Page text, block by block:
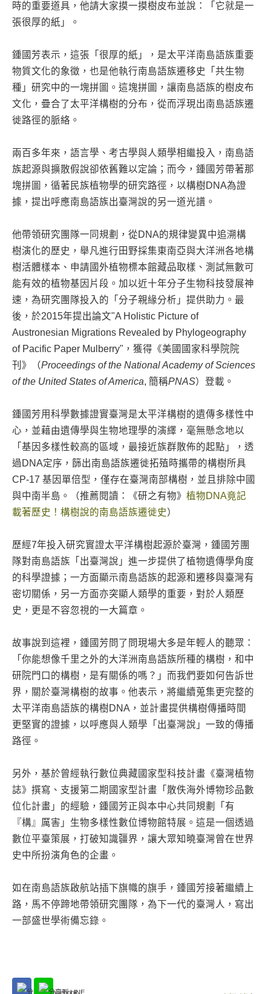
時的重要道具，他請大家摸一摸樹皮布並說：「它就是一
張很厚的紙」。
鍾國芳表示，這張「很厚的紙」，是太平洋南島語族重要
物質文化的象徵，也是他執行南島語族遷移史「共生物
種」研究中的一塊拼圖。這塊拼圖，讓南島語族的樹皮布
文化，疊合了太平洋構樹的分布，從而浮現出南島語族遷
徙路徑的脈絡。
兩百多年來，語言學、考古學與人類學相繼投入，南島語
族起源與擴散假說卻依舊難以定論；而今，鍾國芳帶著那
塊拼圖，循著民族植物學的研究路徑，以構樹DNA為證
據，提出呼應南島語族出臺灣說的另一道光譜。
他帶領研究團隊一同規劃，從DNA的規律變異中追溯構
樹演化的歷史，舉凡進行田野採集東南亞與大洋洲各地構
樹活體樣本、申請國外植物標本館藏品取樣、測試無數可
能有效的植物基因片段。加以近十年分子生物科技發展神
速，為研究團隊投入的「分子親緣分析」提供助力。最
後，於2015年提出論文"A Holistic Picture of
Austronesian Migrations Revealed by Phylogeography
of Pacific Paper Mulberry"，獲得《美國國家科學院院
刊》（Proceedings of the National Academy of Sciences
of the United States of America, 簡稱PNAS）登載。
鍾國芳用科學數據證實臺灣是太平洋構樹的遺傳多樣性中
心，並藉由遺傳學與生物地理學的演繹，毫無懸念地以
「基因多樣性較高的區域，最接近族群散佈的起點」，透
過DNA定序，篩出南島語族遷徙拓殖時攜帶的構樹所具
CP-17 基因單倍型，僅存在臺灣南部構樹，並且排除中國
與中南半島。（推薦閱讀：《研之有物》 植物DNA竟記
載著歷史！構樹說的南島語族遷徙史）
歷經7年投入研究實證太平洋構樹起源於臺灣，鍾國芳團
隊對南島語族「出臺灣說」進一步提供了植物遺傳學角度
的科學證據；一方面顯示南島語族的起源和遷移與臺灣有
密切關係，另一方面亦突顯人類學的重要，對於人類歷
史，更是不容忽視的一大篇章。
故事說到這裡，鍾國芳問了問現場大多是年輕人的聽眾：
「你能想像千里之外的大洋洲南島語族所種的構樹，和中
研院門口的構樹，是有關係的嗎？」而我們要如何告訴世
界，關於臺灣構樹的故事。他表示，將繼續蒐集更完整的
太平洋南島語族的構樹DNA，並計畫提供構樹傳播時間
更堅實的證據，以呼應與人類學「出臺灣說」一致的傳播
路徑。
另外，基於曾經執行數位典藏國家型科技計畫《臺灣植物
誌》撰寫、支援第二期國家型計畫「散佚海外博物珍品數
位化計畫」的經驗，鍾國芳正與本中心共同規劃「有
『構』厲害」生物多樣性數位博物館特展。這是一個透過
數位平臺策展，打破知識疆界，讓大眾知曉臺灣曾在世界
史中所扮演角色的企畫。
如在南島語族啟航站插下旗幟的旗手，鍾國芳接著繼續上
路，馬不停蹄地帶領研究團隊，為下一代的臺灣人，寫出
一部盛世學術備忘錄。